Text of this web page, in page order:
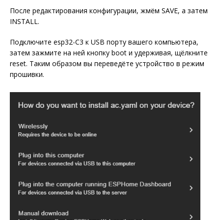
После редактирования конфигурации, жмём SAVE, а затем
INSTALL.
Подключите esp32-C3 к USB порту вашего компьютера,
затем зажмите на ней кнопку boot и удерживая, щёлкните
reset. Таким образом вы переведёте устройство в режим
прошивки.